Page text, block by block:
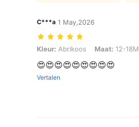
C***a 1 May,2026
Kleur: Abrikoos, Maat: 12-18M
Kleur: Abrikoos Maat: 12-18M
😍😍😍😍😍😍😍😍😍
Vertalen